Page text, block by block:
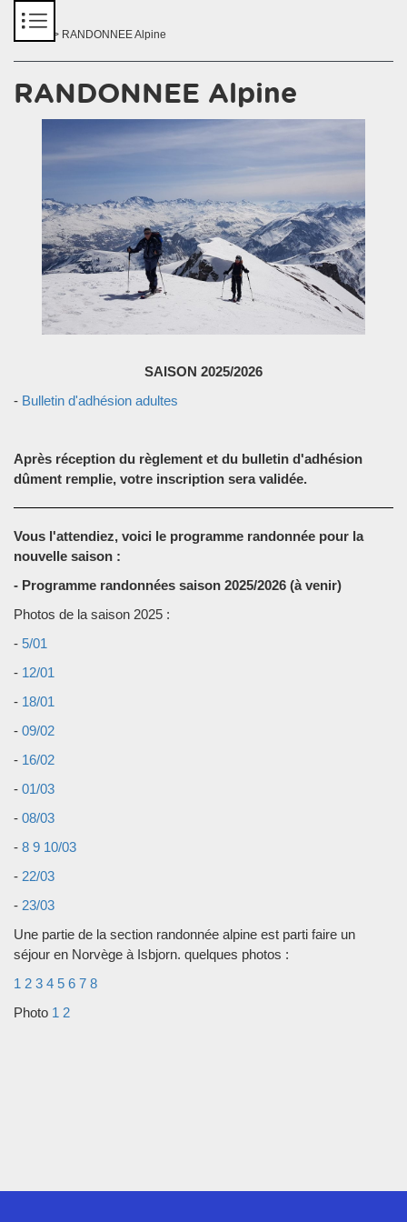
> RANDONNEE Alpine
RANDONNEE Alpine
SAISON 2025/2026
- Bulletin d'adhésion adultes
Après réception du règlement et du bulletin d'adhésion
dûment remplie, votre inscription sera validée.
Vous l'attendiez, voici le programme randonnée pour la
nouvelle saison :
- Programme randonnées saison 2025/2026 (à venir)
Photos de la saison 2025 :
- 5/01
- 12/01
- 18/01
- 09/02
- 16/02
- 01/03
- 08/03
- 8 9 10/03
- 22/03
- 23/03
Une partie de la section randonnée alpine est parti faire un
séjour en Norvège à Isbjorn. quelques photos :
1 2 3 4 5 6 7 8
Photo 1 2